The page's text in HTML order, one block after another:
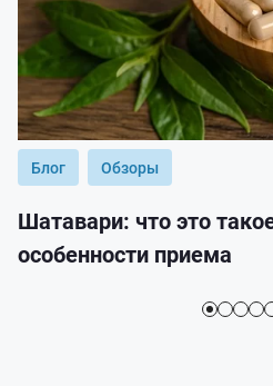
Блог Обзоры
Шатавари: что это
особенности приема